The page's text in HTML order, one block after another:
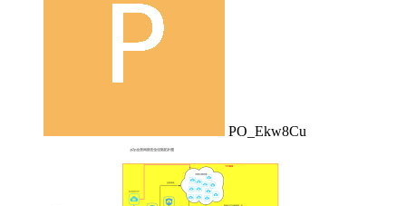
PO_Ekw8Cu